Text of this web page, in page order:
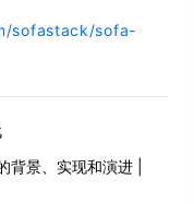
sofastack/sofa-
背景、实现和演进 |